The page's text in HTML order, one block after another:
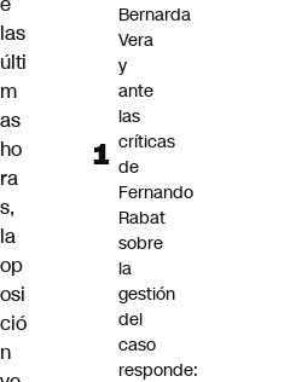
las
últi
m
as
ho
ra
s,
la
op
osi
ció
n
Bernarda
Vera
y
ante
las
críticas
de
Fernando
Rabat
sobre
la
gestión
del
caso
responde: